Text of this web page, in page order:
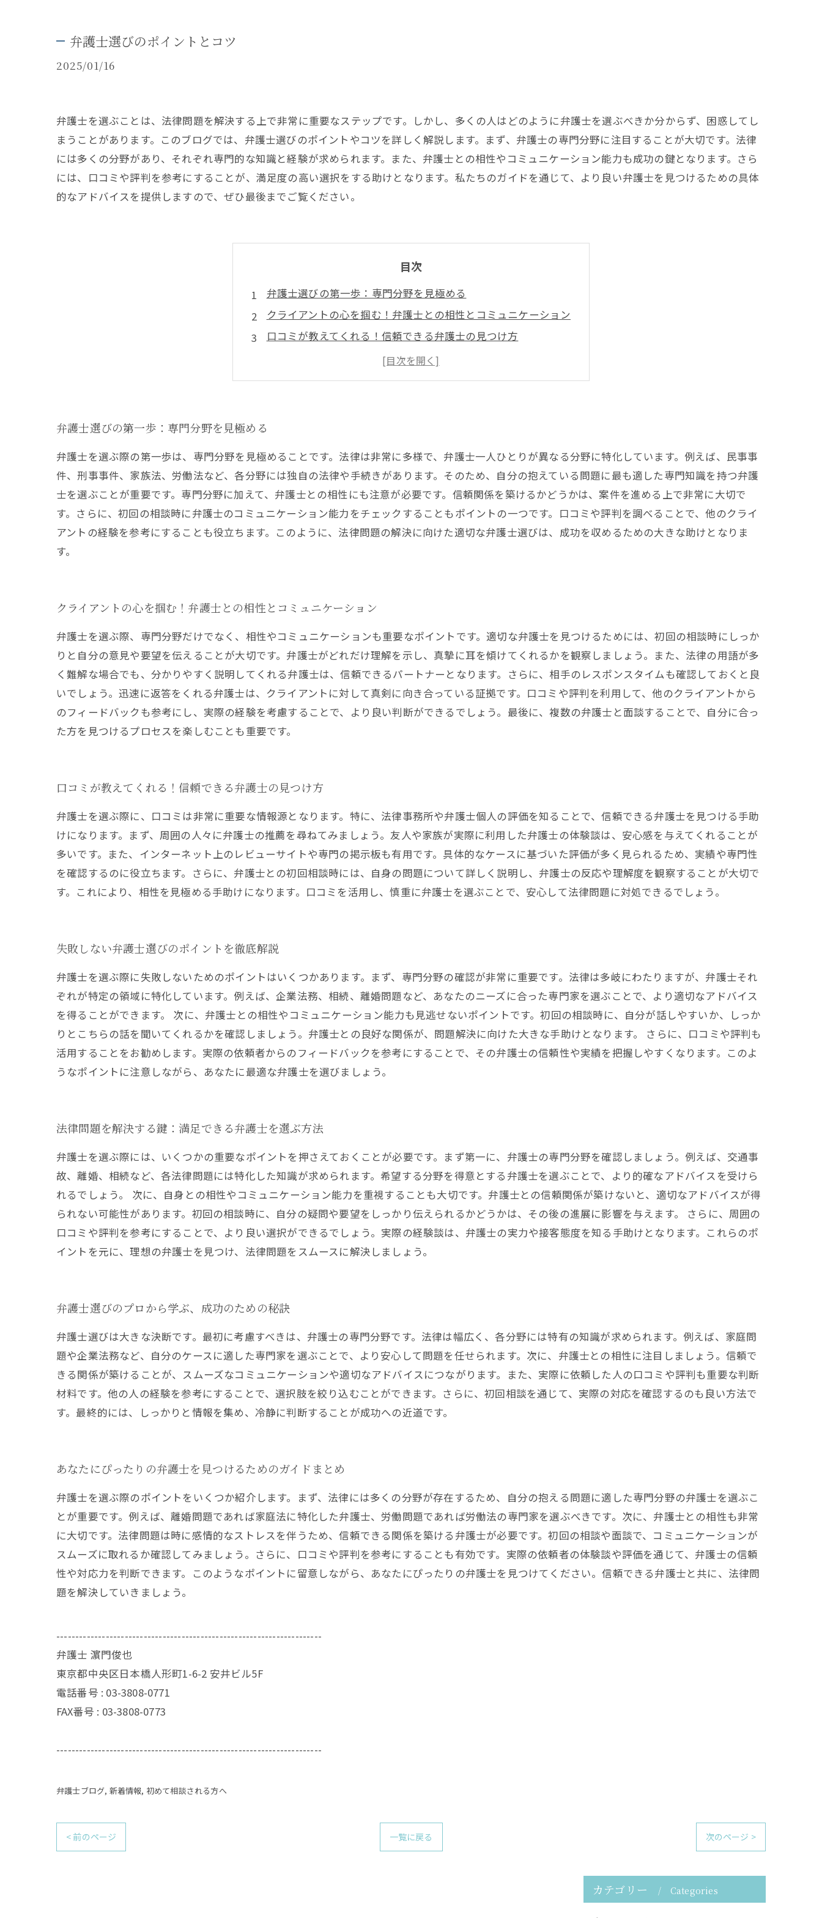
弁護士選びのポイントとコツ
2025/01/16
弁護士を選ぶことは、法律問題を解決する上で非常に重要なステップです。しかし、多くの人はどのように弁護士を選ぶべきか分からず、困惑してし
まうことがあります。このブログでは、弁護士選びのポイントやコツを詳しく解説します。まず、弁護士の専門分野に注目することが大切です。法律
には多くの分野があり、それぞれ専門的な知識と経験が求められます。また、弁護士との相性やコミュニケーション能力も成功の鍵となります。さら
には、口コミや評判を参考にすることが、満足度の高い選択をする助けとなります。私たちのガイドを通じて、より良い弁護士を見つけるための具体
的なアドバイスを提供しますので、ぜひ最後までご覧ください。
目次
弁護士選びの第一歩：専門分野を見極める
クライアントの心を掴む！弁護士との相性とコミュニケーション
口コミが教えてくれる！信頼できる弁護士の見つけ方
失敗しない弁護士選びのポイントを徹底解説
法律問題を解決する鍵：満足できる弁護士を選ぶ方法
弁護士選びの第一歩：専門分野を見極める
弁護士を選ぶ際の第一歩は、専門分野を見極めることです。法律は非常に多様で、弁護士一人ひとりが異なる分野に特化しています。例えば、民事事
件、刑事事件、家族法、労働法など、各分野には独自の法律や手続きがあります。そのため、自分の抱えている問題に最も適した専門知識を持つ弁護
士を選ぶことが重要です。専門分野に加えて、弁護士との相性にも注意が必要です。信頼関係を築けるかどうかは、案件を進める上で非常に大切で
す。さらに、初回の相談時に弁護士のコミュニケーション能力をチェックすることもポイントの一つです。口コミや評判を調べることで、他のクライ
アントの経験を参考にすることも役立ちます。このように、法律問題の解決に向けた適切な弁護士選びは、成功を収めるための大きな助けとなりま
す。
クライアントの心を掴む！弁護士との相性とコミュニケーション
弁護士を選ぶ際、専門分野だけでなく、相性やコミュニケーションも重要なポイントです。適切な弁護士を見つけるためには、初回の相談時にしっか
りと自分の意見や要望を伝えることが大切です。弁護士がどれだけ理解を示し、真摯に耳を傾けてくれるかを観察しましょう。また、法律の用語が多
く難解な場合でも、分かりやすく説明してくれる弁護士は、信頼できるパートナーとなります。さらに、相手のレスポンスタイムも確認しておくと良
いでしょう。迅速に返答をくれる弁護士は、クライアントに対して真剣に向き合っている証拠です。口コミや評判を利用して、他のクライアントから
のフィードバックも参考にし、実際の経験を考慮することで、より良い判断ができるでしょう。最後に、複数の弁護士と面談することで、自分に合っ
た方を見つけるプロセスを楽しむことも重要です。
口コミが教えてくれる！信頼できる弁護士の見つけ方
弁護士を選ぶ際に、口コミは非常に重要な情報源となります。特に、法律事務所や弁護士個人の評価を知ることで、信頼できる弁護士を見つける手助
けになります。まず、周囲の人々に弁護士の推薦を尋ねてみましょう。友人や家族が実際に利用した弁護士の体験談は、安心感を与えてくれることが
多いです。また、インターネット上のレビューサイトや専門の掲示板も有用です。具体的なケースに基づいた評価が多く見られるため、実績や専門性
を確認するのに役立ちます。さらに、弁護士との初回相談時には、自身の問題について詳しく説明し、弁護士の反応や理解度を観察することが大切で
す。これにより、相性を見極める手助けになります。口コミを活用し、慎重に弁護士を選ぶことで、安心して法律問題に対処できるでしょう。
失敗しない弁護士選びのポイントを徹底解説
弁護士を選ぶ際に失敗しないためのポイントはいくつかあります。まず、専門分野の確認が非常に重要です。法律は多岐にわたりますが、弁護士それ
ぞれが特定の領域に特化しています。例えば、企業法務、相続、離婚問題など、あなたのニーズに合った専門家を選ぶことで、より適切なアドバイス
を得ることができます。 次に、弁護士との相性やコミュニケーション能力も見逃せないポイントです。初回の相談時に、自分が話しやすいか、しっか
りとこちらの話を聞いてくれるかを確認しましょう。弁護士との良好な関係が、問題解決に向けた大きな手助けとなります。 さらに、口コミや評判も
活用することをお勧めします。実際の依頼者からのフィードバックを参考にすることで、その弁護士の信頼性や実績を把握しやすくなります。このよ
うなポイントに注意しながら、あなたに最適な弁護士を選びましょう。
法律問題を解決する鍵：満足できる弁護士を選ぶ方法
弁護士を選ぶ際には、いくつかの重要なポイントを押さえておくことが必要です。まず第一に、弁護士の専門分野を確認しましょう。例えば、交通事
故、離婚、相続など、各法律問題には特化した知識が求められます。希望する分野を得意とする弁護士を選ぶことで、より的確なアドバイスを受けら
れるでしょう。 次に、自身との相性やコミュニケーション能力を重視することも大切です。弁護士との信頼関係が築けないと、適切なアドバイスが得
られない可能性があります。初回の相談時に、自分の疑問や要望をしっかり伝えられるかどうかは、その後の進展に影響を与えます。 さらに、周囲の
口コミや評判を参考にすることで、より良い選択ができるでしょう。実際の経験談は、弁護士の実力や接客態度を知る手助けとなります。これらのポ
イントを元に、理想の弁護士を見つけ、法律問題をスムースに解決しましょう。
弁護士選びのプロから学ぶ、成功のための秘訣
弁護士選びは大きな決断です。最初に考慮すべきは、弁護士の専門分野です。法律は幅広く、各分野には特有の知識が求められます。例えば、家庭問
題や企業法務など、自分のケースに適した専門家を選ぶことで、より安心して問題を任せられます。次に、弁護士との相性に注目しましょう。信頼で
きる関係が築けることが、スムーズなコミュニケーションや適切なアドバイスにつながります。また、実際に依頼した人の口コミや評判も重要な判断
材料です。他の人の経験を参考にすることで、選択肢を絞り込むことができます。さらに、初回相談を通じて、実際の対応を確認するのも良い方法で
す。最終的には、しっかりと情報を集め、冷静に判断することが成功への近道です。
あなたにぴったりの弁護士を見つけるためのガイドまとめ
弁護士を選ぶ際のポイントをいくつか紹介します。まず、法律には多くの分野が存在するため、自分の抱える問題に適した専門分野の弁護士を選ぶこ
とが重要です。例えば、離婚問題であれば家庭法に特化した弁護士、労働問題であれば労働法の専門家を選ぶべきです。次に、弁護士との相性も非常
に大切です。法律問題は時に感情的なストレスを伴うため、信頼できる関係を築ける弁護士が必要です。初回の相談や面談で、コミュニケーションが
スムーズに取れるか確認してみましょう。さらに、口コミや評判を参考にすることも有効です。実際の依頼者の体験談や評価を通じて、弁護士の信頼
性や対応力を判断できます。このようなポイントに留意しながら、あなたにぴったりの弁護士を見つけてください。信頼できる弁護士と共に、法律問
題を解決していきましょう。
----------------------------------------------------------------------
弁護士 濵門俊也
東京都中央区日本橋人形町1-6-2 安井ビル5F
電話番号 : 03-3808-0771
FAX番号 : 03-3808-0773
----------------------------------------------------------------------
弁護士ブログ 新着情報 初めて相談される方へ
< 前のページ 一覧に戻る 次のページ >
カテゴリー Categories